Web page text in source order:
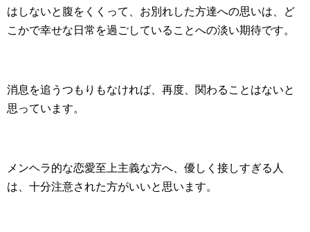
はしないと腹をくくって、お別れした方達への思いは、ど
こかで幸せな日常を過ごしていることへの淡い期待です。
消息を追うつもりもなければ、再度、関わることはないと
思っています。
メンヘラ的な恋愛至上主義な方へ、優しく接しすぎる人
は、十分注意された方がいいと思います。